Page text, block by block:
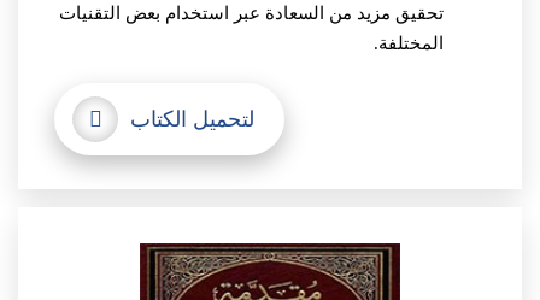
تحقيق مزيد من السعادة عبر استخدام بعض التقنيات
المختلفة.
لتحميل الكتاب